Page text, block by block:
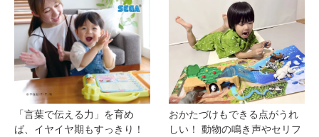
「言葉で伝える力」を育め
ば、イヤイヤ期もすっきり！
おかたづけもできる点がうれ
しい！ 動物の鳴き声やセリフ